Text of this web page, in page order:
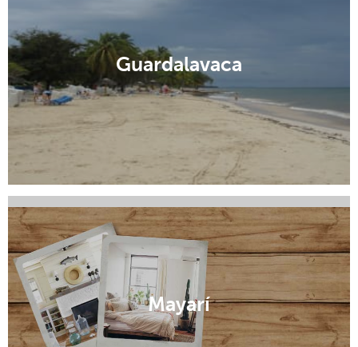
Guardalavaca
Holguín
Mayarí